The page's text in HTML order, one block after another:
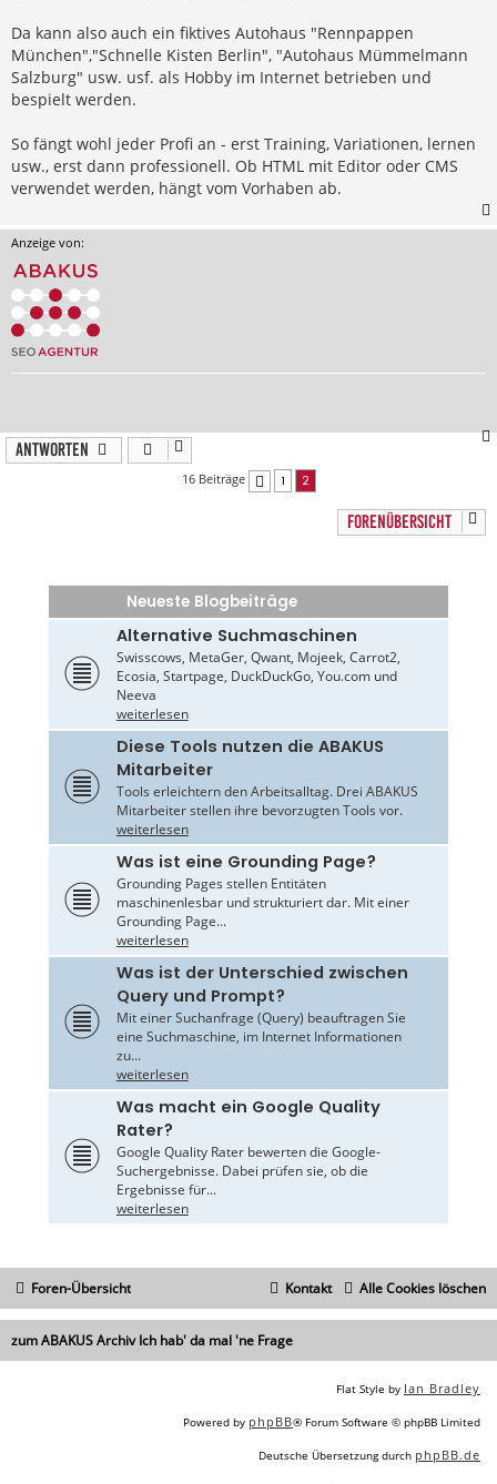
Da kann also auch ein fiktives Autohaus "Rennpappen
München","Schnelle Kisten Berlin", "Autohaus Mümmelmann
Salzburg" usw. usf. als Hobby im Internet betrieben und
bespielt werden.
So fängt wohl jeder Profi an - erst Training, Variationen, lernen
usw., erst dann professionell. Ob HTML mit Editor oder CMS
verwendet werden, hängt vom Vorhaben ab.
Anzeige von:
Antworten
16 Beiträge Vorherige
1 2
FORENÜBERSICHT
Neueste Blogbeiträge
Alternative Suchmaschinen
Swisscows, MetaGer, Qwant, Mojeek, Carrot2,
Ecosia, Startpage, DuckDuckGo, You.com und
Neeva
weiterlesen
Diese Tools nutzen die ABAKUS
Mitarbeiter
Tools erleichtern den Arbeitsalltag. Drei ABAKUS
Mitarbeiter stellen ihre bevorzugten Tools vor.
weiterlesen
Was ist eine Grounding Page?
Grounding Pages stellen Entitäten
maschinenlesbar und strukturiert dar. Mit einer
Grounding Page...
weiterlesen
Was ist der Unterschied zwischen
Query und Prompt?
Mit einer Suchanfrage (Query) beauftragen Sie
eine Suchmaschine, im Internet Informationen
zu...
weiterlesen
Was macht ein Google Quality
Rater?
Google Quality Rater bewerten die Google-
Suchergebnisse. Dabei prüfen sie, ob die
Ergebnisse für...
weiterlesen
Foren-Übersicht Alle Cookies löschen
Kontakt
zum ABAKUS Archiv Ich hab' da mal 'ne Frage
Flat Style by Ian Bradley
Powered by phpBB® Forum Software © phpBB Limited
Deutsche Übersetzung durch phpBB.de